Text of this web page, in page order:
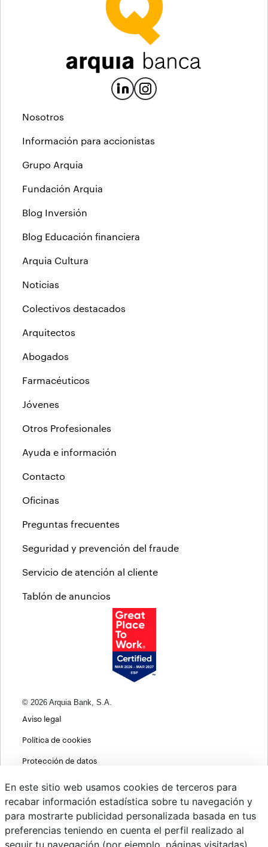
Nosotros
Información para accionistas
Grupo Arquia
Fundación Arquia
Blog Inversión
Blog Educación financiera
Arquia Cultura
Noticias
Colectivos destacados
Arquitectos
Abogados
Farmacéuticos
Jóvenes
Otros Profesionales
Ayuda e información
Contacto
Oficinas
Preguntas frecuentes
Seguridad y prevención del fraude
Servicio de atención al cliente
Tablón de anuncios
© 2026 Arquia Bank, S.A.
Aviso legal
Política de cookies
Protección de datos
MIFID
Políticas ASG
PSD2
En este sitio web usamos cookies de terceros para
recabar información estadística sobre tu navegación y
para mostrarte publicidad personalizada basada en tus
preferencias teniendo en cuenta el perfil realizado al
seguir tu navegación (por ejemplo, páginas visitadas).